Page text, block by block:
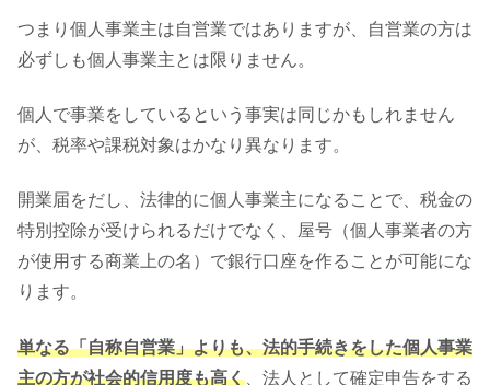
つまり個人事業主は自営業ではありますが、自営業の方は
必ずしも個人事業主とは限りません。
個人で事業をしているという事実は同じかもしれません
が、税率や課税対象はかなり異なります。
開業届をだし、法律的に個人事業主になることで、税金の
特別控除が受けられるだけでなく、屋号（個人事業者の方
が使用する商業上の名）で銀行口座を作ることが可能にな
ります。
単なる「自称自営業」よりも、法的手続きをした個人事業
主の方が社会的信用度も高く 、法人として確定申告をする